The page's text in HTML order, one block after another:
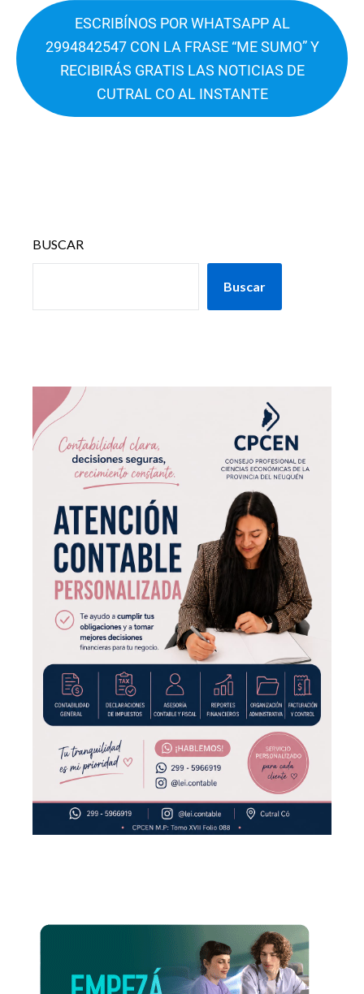
ESCRIBÍNOS POR WHATSAPP AL
2994842547 CON LA FRASE “ME SUMO” Y
RECIBIRÁS GRATIS LAS NOTICIAS DE
CUTRAL CO AL INSTANTE
BUSCAR
Buscar